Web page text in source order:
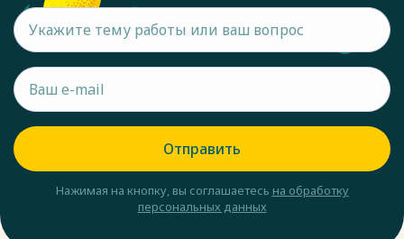
Отправить
Нажимая на кнопку, вы соглашаетесь на обработку
персональных данных